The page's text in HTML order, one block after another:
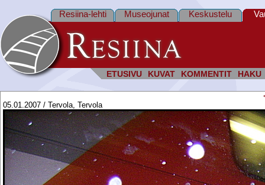
ETUSIVU KUVAT KOMMENTIT HAKU
Resiina-lehti Museojunat Keskustelu
05.01.2007 / Tervola, Tervola